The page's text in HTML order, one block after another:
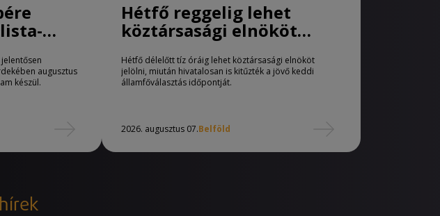
augusztus
készül.
Hétfő reggelig lehet
köztársasági elnököt
Hétfő délelőtt tíz óráig lehet köztársasági elnököt
jelölni, miután hivatalosan is kitűzték a jövő keddi
államfőválasztás időpontját.
2026. augusztus 07.Belföld